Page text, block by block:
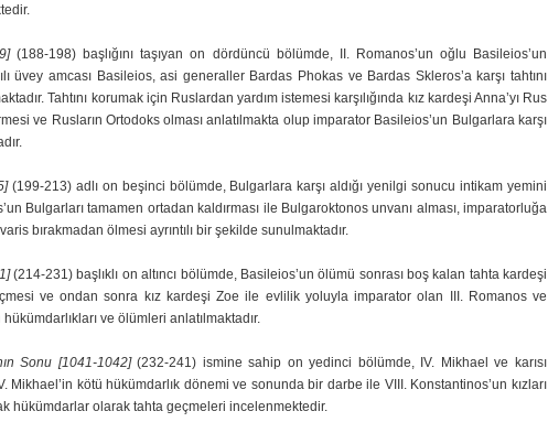
(188-198) başlığını taşıyan on dördüncü bölümde, II. Romanos’un oğlu Basileios’un
üvey amcası Basile­ios, asi generaller Bardas Phokas ve Bardas Skleros’a karşı tahtını
Tahtını korumak için Ruslardan yardım istemesi karşılı­ğında kız kardeşi Anna’yı Rus
ve Rusların Orto­doks olması anlatılmakta olup imparator Basileios’un Bulgarlara karşı
(199-213) adlı on beşinci bölümde, Bulgarlara karşı aldığı yenilgi sonucu intikam yemini
Bulgar­ları tamamen ortadan kaldırması ile Bulgaroktonos unvanı alması, imparator­luğa
bırakmadan ölmesi ayrıntılı bir şekilde su­nul­maktadır.
(214-231) başlıklı on altıncı bölümde, Basile­ios’un ölümü sonrası boş kalan tahta kardeşi
ve ondan sonra kız kardeşi Zoe ile evlilik yoluyla imparator olan III. Romanos ve
ve ölümleri anlatılmaktadır.
Sonu [1041-1042](232-241) ismine sahip on ye­dinci bölümde, IV. Mikhael ve karısı
Mikhael’in kötü hükümdarlık dönemi ve sonunda bir darbe ile VIII. Konstantinos’un kızları
hükümdarlar olarak tahta geçmeleri incelenmekte­dir.